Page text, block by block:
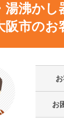
湯沸かし
阪市のお
お